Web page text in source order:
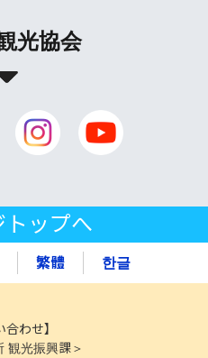
光協会
トップへ
繁體 한글
合わせ】
観光振興課＞